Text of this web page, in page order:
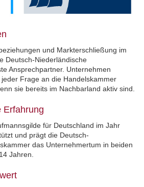
und Markterschließung im
Deutsch-Niederländische
Ansprechpartner. Unternehmen
Frage an die Handelskammer
sie bereits im Nachbarland aktiv sind.
Erfahrung
für Deutschland im Jahr
und prägt die Deutsch-
das Unternehmertum in beiden
Jahren.